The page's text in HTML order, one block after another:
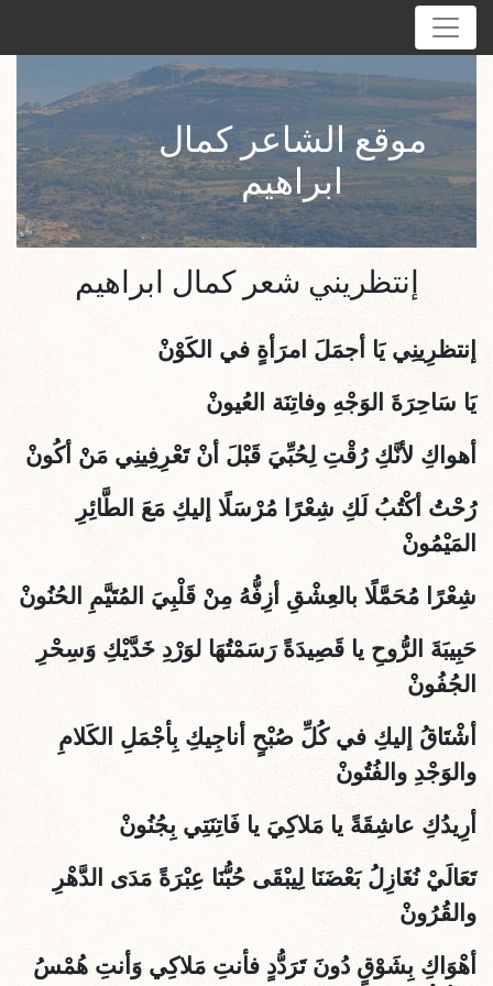
موقع الشاعر كمال
ابراهيم
إنتظريني شعر كمال ابراهيم
إنتظرِينِي يَا أجمَلَ امرَأةٍ في الكَوْنْ
يَا سَاحِرَةَ الوَجْهِ وفاتِنَة العُيونْ
أهواكِ لأنَّكِ رُقْتِ لِحُبِّيَ قَبْلَ أنْ تَعْرِفِينِي مَنْ أكُونْ
رُحْتُ أكْتُبُ لَكِ شِعْرًا مُرْسَلًا إليكِ مَعَ الطَّائِرِ
المَيْمُونْ
شِعْرًا مُحَمَّلًا بالعِشْقِ أزِفُّهُ مِنْ قَلْبِيَ المُتَيَّمِ الحُنُونْ
حَبِيبَةَ الرُّوحِ يا قَصِيدَةً رَسَمْتُهَا لوَرْدِ خَدَّيْكِ وَسِحْرِ
الجُفُونْ
أشْتَاقُ إليكِ في كُلِّ صُبْحٍ أناجِيكِ بِأجْمَلِ الكَلامِ
والوَجْدِ والفُتُونْ
أرِيدُكِ عاشِقَةً يا مَلاكِيَ يا فَاتِنَتِي بِجُنُونْ
تَعَالَيْ نُغَازِلُ بَعْضَنَا لِيبْقَى حُبُّنَا عِبْرَةً مَدَى الدَّهْرِ
والقُرُونْ
أهْوَاكِ بِشَوْقٍ دُونَ تَرَدُّدٍ فأنتِ مَلاكِي وَأنتِ هُمْسُ